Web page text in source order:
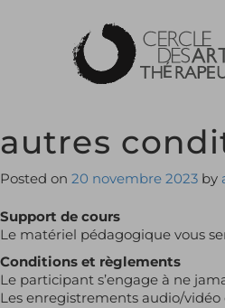
autres
Posted on 20 novembre 2023 by
Support de cours
Le matériel pédagogique vous
Conditions et règlements
Le participant s’engage à ne
Les enregistrements audio/